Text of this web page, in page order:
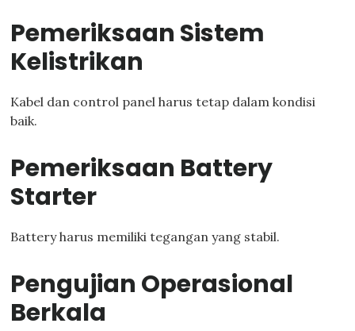
Pemeriksaan Sistem
Kelistrikan
Kabel dan control panel harus tetap dalam kondisi
baik.
Pemeriksaan Battery
Starter
Battery harus memiliki tegangan yang stabil.
Pengujian Operasional
Berkala